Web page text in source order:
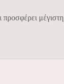
προσφέρει μέγιστη